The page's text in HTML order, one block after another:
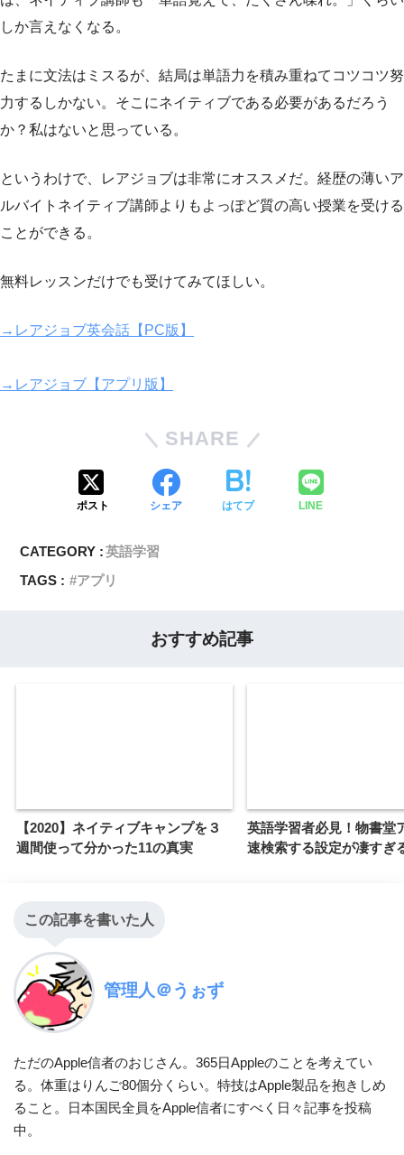
しか言えなくなる。
たまに文法はミスるが、結局は単語力を積み重ねてコツコツ努
力するしかない。そこにネイティブである必要があるだろう
か？私はないと思っている。
というわけで、レアジョブは非常にオススメだ。経歴の薄いア
ルバイトネイティブ講師よりもよっぽど質の高い授業を受ける
ことができる。
無料レッスンだけでも受けてみてほしい。
→レアジョブ英会話【PC版】
→レアジョブ【アプリ版】
SHARE
ポスト シェア はてブ LINE
CATEGORY :英語学習
TAGS :
アプリ
おすすめ記事
【2020】ネイティブキャンプを３
週間使って分かった11の真実
英語学習者必見！物書堂
速検索する設定が凄すぎ
この記事を書いた人
管理人＠うぉず
ただのApple信者のおじさん。365日Appleのことを考えてい
る。体重はりんご80個分くらい。特技はApple製品を抱きしめ
ること。日本国民全員をApple信者にすべく日々記事を投稿
中。